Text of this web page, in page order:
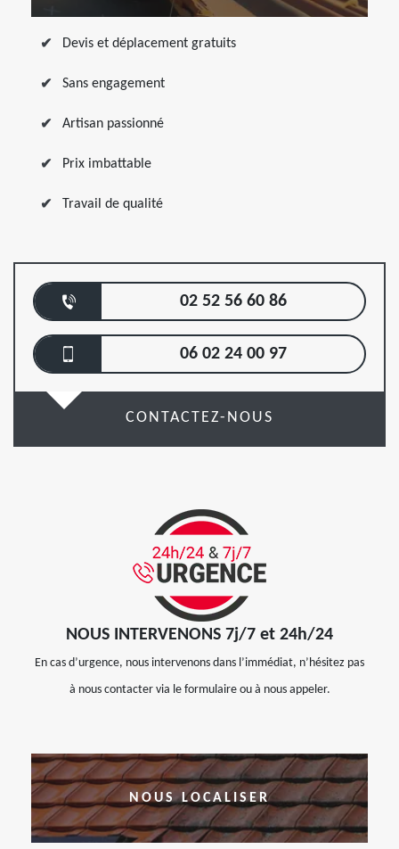
Devis et déplacement gratuits
Sans engagement
Artisan passionné
Prix imbattable
Travail de qualité
02 52 56 60 86
06 02 24 00 97
CONTACTEZ-NOUS
NOUS INTERVENONS 7j/7 et 24h/24
En cas d’urgence, nous intervenons dans l’immédiat, n’hésitez pas
à nous contacter via le formulaire ou à nous appeler.
NOUS LOCALISER